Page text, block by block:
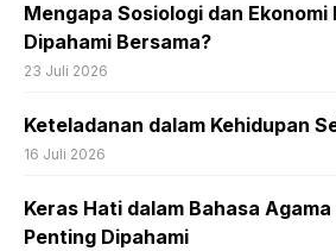
Mengapa Sosiologi dan
Dipahami Bersama?
23 Juli 2026
Keteladanan dalam Kehidupan
16 Juli 2026
Keras Hati dalam Bahasa
Penting Dipahami